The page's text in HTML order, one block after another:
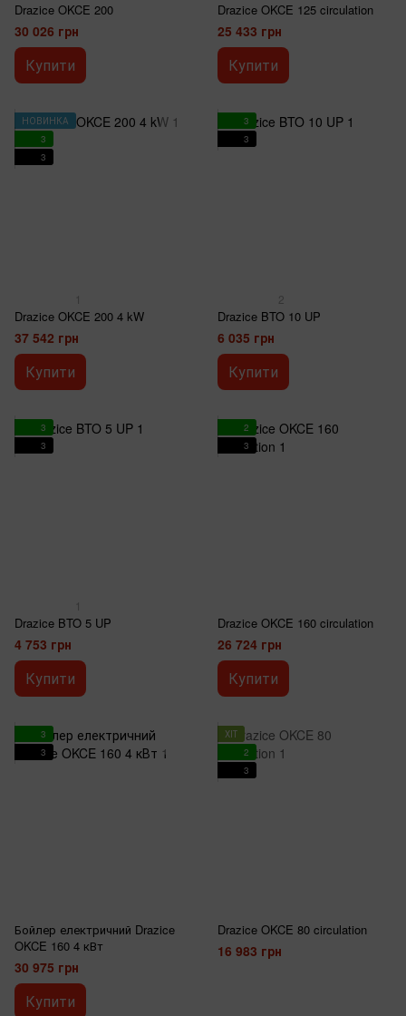
Drazice OKCE 200
30 026 грн
Купити
Drazice OKCE 125 circulation
25 433 грн
Купити
НОВИНКА
3
3
1
Drazice OKCE 200 4 kW
37 542 грн
Купити
3
3
2
Drazice BTO 10 UP
6 035 грн
Купити
3
3
1
Drazice BTO 5 UP
4 753 грн
Купити
2
3
Drazice OKCE 160 circulation
26 724 грн
Купити
3
3
Бойлер електричний Drazice
OKCE 160 4 кВт
30 975 грн
Купити
ХІТ
2
3
Drazice OKCE 80 circulation
16 983 грн